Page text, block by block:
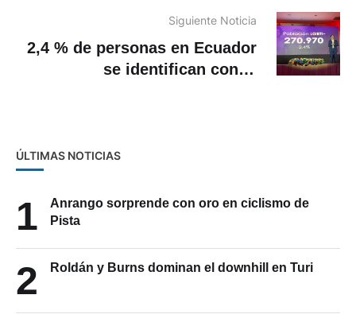
Siguiente Noticia
2,4 % de personas en Ecuador
se identifican con la
ÚLTIMAS NOTICIAS
1
Anrango sorprende con oro en ciclismo de
Pista
2 Roldán y Burns dominan el downhill en Turi